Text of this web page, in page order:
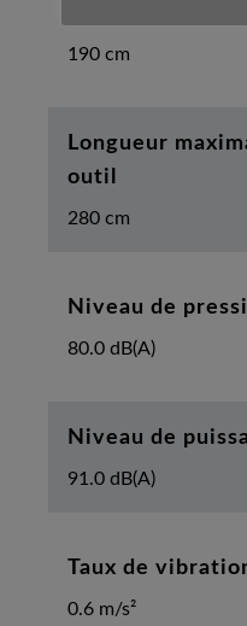
190 cm
Longueur
outil
280 cm
Niveau de
80.0 dB(A)
Niveau de
91.0 dB(A)
Taux de
0.6 m/s²